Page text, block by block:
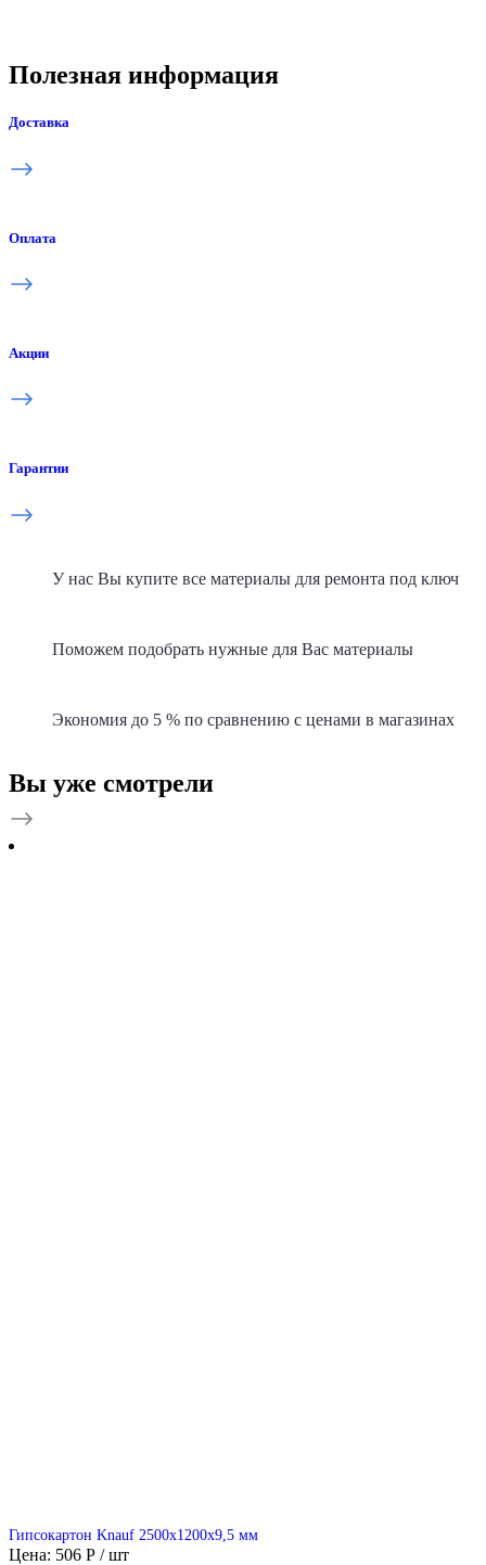
Полезная информация
Доставка
Оплата
Акции
Гарантии
У нас Вы купите все материалы для ремонта под ключ
Поможем подобрать нужные для Вас материалы
Экономия до 5 % по сравнению с ценами в магазинах
Вы уже смотрели
Гипсокартон Knauf 2500х1200х9,5 мм
Цена: 506 Р / шт